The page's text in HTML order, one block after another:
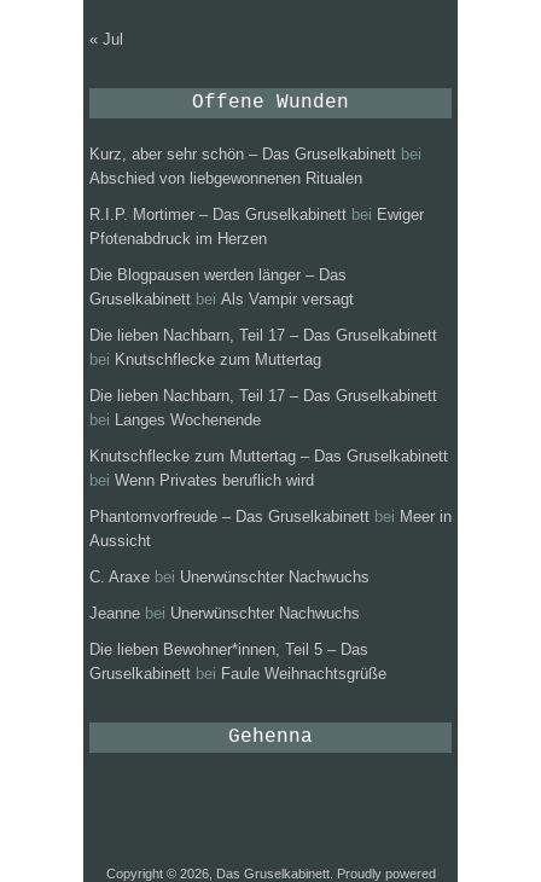
« Jul
Offene Wunden
Kurz, aber sehr schön – Das Gruselkabinett bei
Abschied von liebgewonnenen Ritualen
R.I.P. Mortimer – Das Gruselkabinett bei Ewiger
Pfotenabdruck im Herzen
Die Blogpausen werden länger – Das
Gruselkabinett bei Als Vampir versagt
Die lieben Nachbarn, Teil 17 – Das Gruselkabinett
bei Knutschflecke zum Muttertag
Die lieben Nachbarn, Teil 17 – Das Gruselkabinett
bei
Langes Wochenende
Knutschflecke zum Muttertag – Das Gruselkabinett
bei Wenn Privates beruflich wird
Phantomvorfreude – Das Gruselkabinett bei Meer in
Aussicht
C. Araxe bei Unerwünschter Nachwuchs
Jeanne bei Unerwünschter Nachwuchs
Die lieben Bewohner*innen, Teil 5 – Das
Gruselkabinett bei Faule Weihnachtsgrüße
Gehenna
Copyright © 2026, Das Gruselkabinett. Proudly powered